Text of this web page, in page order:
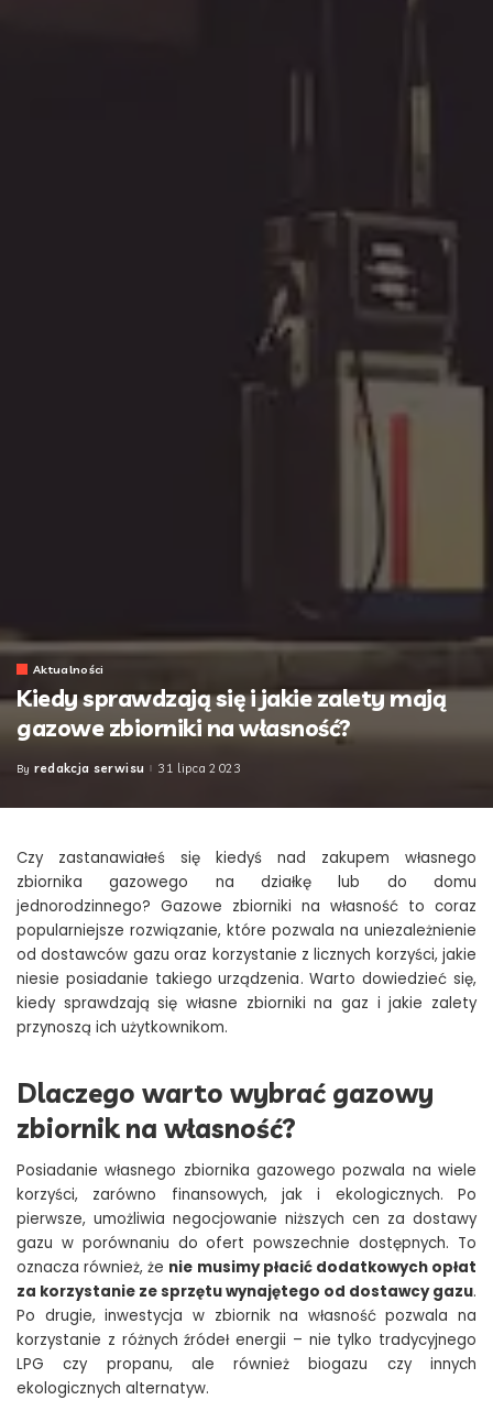
Aktualności
Kiedy sprawdzają się i jakie zalety mają
gazowe zbiorniki na własność?
Posted
By redakcja serwisu 31 lipca 2023
Czy zastanawiałeś się kiedyś nad zakupem własnego
zbiornika gazowego na działkę lub do domu
jednorodzinnego? Gazowe zbiorniki na własność to coraz
popularniejsze rozwiązanie, które pozwala na uniezależnienie
od dostawców gazu oraz korzystanie z licznych korzyści, jakie
niesie posiadanie takiego urządzenia. Warto dowiedzieć się,
kiedy sprawdzają się własne zbiorniki na gaz i jakie zalety
przynoszą ich użytkownikom.
Dlaczego warto wybrać gazowy
zbiornik na własność?
Posiadanie własnego zbiornika gazowego pozwala na wiele
korzyści, zarówno finansowych, jak i ekologicznych. Po
pierwsze, umożliwia negocjowanie niższych cen za dostawy
gazu w porównaniu do ofert powszechnie dostępnych. To
oznacza również, że nie musimy płacić dodatkowych opłat
za korzystanie ze sprzętu wynajętego od dostawcy gazu.
Po drugie, inwestycja w zbiornik na własność pozwala na
korzystanie z różnych źródeł energii – nie tylko tradycyjnego
LPG czy propanu, ale również biogazu czy innych
ekologicznych alternatyw.